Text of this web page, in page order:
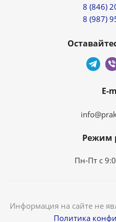
8 (846)
8 (987)
E-
Режим
Пн-Пт с
Информация на сайте не
Политика